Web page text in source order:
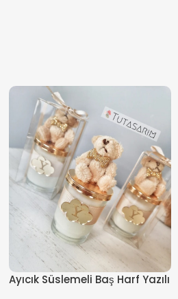
Ayıcık Süslemeli Baş Harf Yazılı